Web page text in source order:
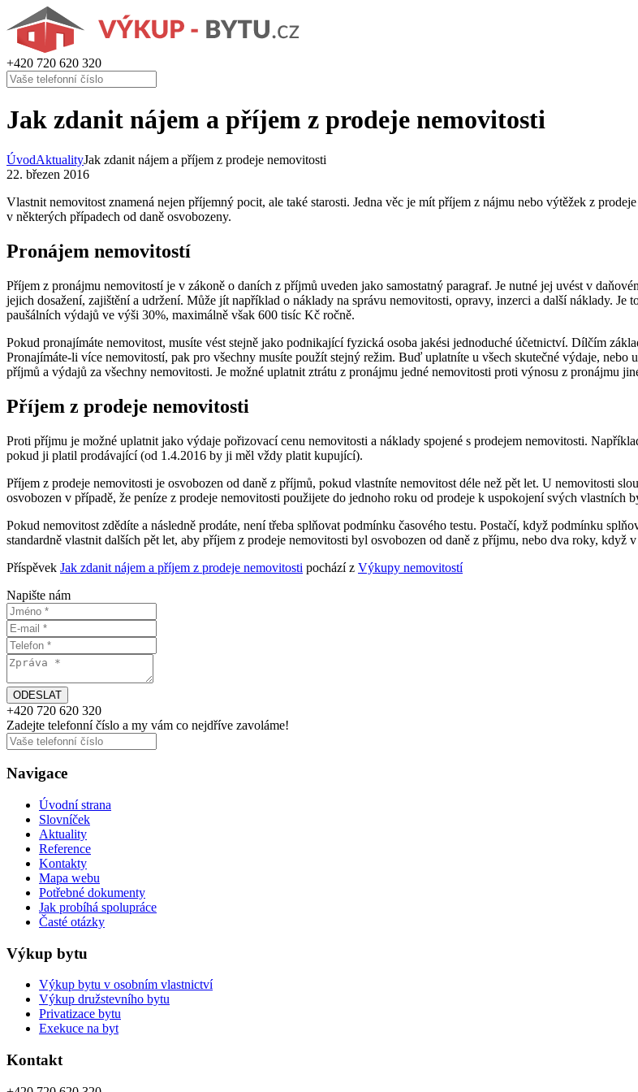
+420 720 620 320
Jak zdanit nájem a příjem z prodeje nemovitosti
ÚvodAktualityJak zdanit nájem a příjem z prodeje nemovitosti
22. březen 2016
Vlastnit nemovitost znamená nejen příjemný pocit, ale také starosti. Jedna věc je mít příjem z nájmu nebo výtěžek z
v některých případech od daně osvobozeny.
Pronájem nemovitostí
Příjem z pronájmu nemovitostí je v zákoně o daních z příjmů uveden jako samostatný paragraf. Je nutné jej uvést v
jejich dosažení, zajištění a udržení. Může jít například o náklady na správu nemovitosti, opravy, inzerci a další náklady.
paušálních výdajů ve výši 30%, maximálně však 600 tisíc Kč ročně.
Pokud pronajímáte nemovitost, musíte vést stejně jako podnikající fyzická osoba jakési jednoduché účetnictví. Dílčím
Pronajímáte-li více nemovitostí, pak pro všechny musíte použít stejný režim. Buď uplatníte u všech skutečné výdaje,
příjmů a výdajů za všechny nemovitosti. Je možné uplatnit ztrátu z pronájmu jedné nemovitosti proti výnosu z pronájmu
Příjem z prodeje nemovitosti
Proti příjmu je možné uplatnit jako výdaje pořizovací cenu nemovitosti a náklady spojené s prodejem nemovitosti.
pokud ji platil prodávající (od 1.4.2016 by ji měl vždy platit kupující).
Příjem z prodeje nemovitosti je osvobozen od daně z příjmů, pokud vlastníte nemovitost déle než pět let. U nemovitosti
osvobozen v případě, že peníze z prodeje nemovitosti použijete do jednoho roku od prodeje k uspokojení svých vlastních
Pokud nemovitost zdědíte a následně prodáte, není třeba splňovat podmínku časového testu. Postačí, když podmínku
standardně vlastnit dalších pět let, aby příjem z prodeje nemovitosti byl osvobozen od daně z příjmu, nebo dva roky, když
Příspěvek Jak zdanit nájem a příjem z prodeje nemovitosti pochází z Výkupy nemovitostí
Napište nám
+420 720 620 320
Zadejte telefonní číslo a my vám co nejdříve zavoláme!
Navigace
Úvodní strana
Slovníček
Aktuality
Reference
Kontakty
Mapa webu
Potřebné dokumenty
Jak probíhá spolupráce
Časté otázky
Výkup bytu
Výkup bytu v osobním vlastnictví
Výkup družstevního bytu
Privatizace bytu
Exekuce na byt
Kontakt